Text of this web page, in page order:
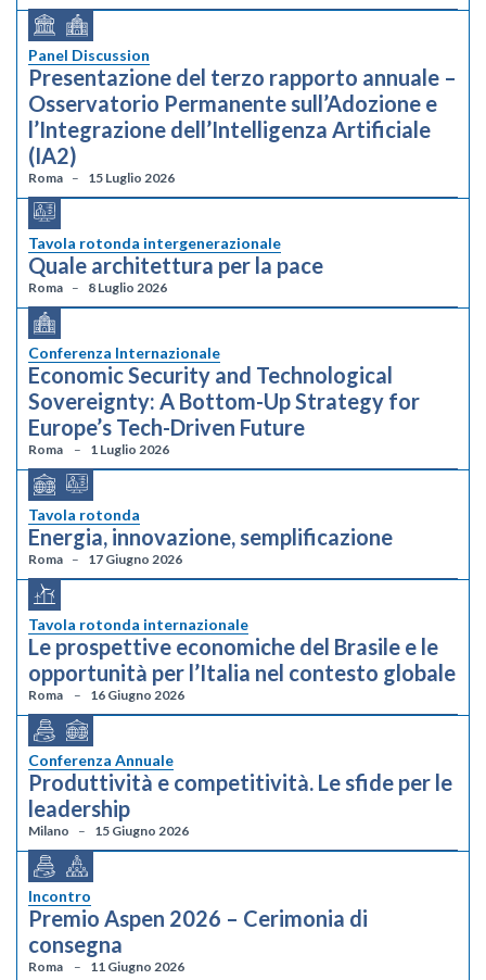
Panel Discussion
Presentazione del terzo rapporto annuale –
Osservatorio Permanente sull’Adozione e
l’Integrazione dell’Intelligenza Artificiale
(IA2)
Roma 15 Luglio 2026
Tavola rotonda intergenerazionale
Quale architettura per la pace
Roma 8 Luglio 2026
Conferenza Internazionale
Economic Security and Technological
Sovereignty: A Bottom-Up Strategy for
Europe’s Tech-Driven Future
Roma 1 Luglio 2026
Tavola rotonda
Energia, innovazione, semplificazione
Roma 17 Giugno 2026
Tavola rotonda internazionale
Le prospettive economiche del Brasile e le
opportunità per l’Italia nel contesto globale
Roma 16 Giugno 2026
Conferenza Annuale
Produttività e competitività. Le sfide per le
leadership
Milano 15 Giugno 2026
Incontro
Premio Aspen 2026 – Cerimonia di
consegna
Roma 11 Giugno 2026